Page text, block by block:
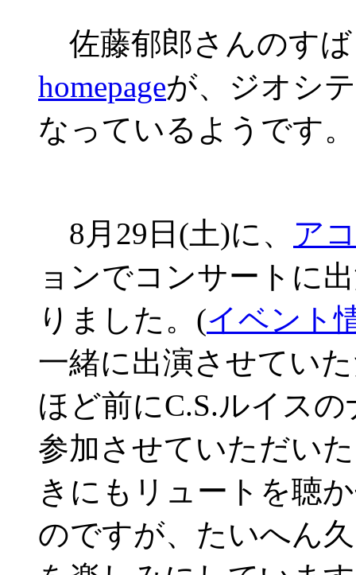
佐藤郁郎さんのす
homepageが、ジオシ
なっているようです
8月29日(土)に、 ア
ョンでコンサートに
りました。(イベント
一緒に出演させてい
ほど前にC.S.ルイス
参加させていただい
きにもリュートを聴
のですが、たいへん